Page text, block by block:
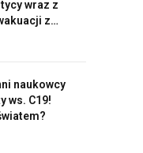
wraz z
z
naukowcy
ws. C19!